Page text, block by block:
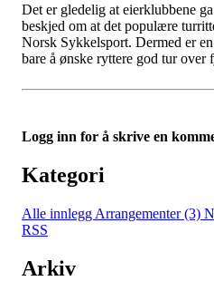
Det er gledelig at eierklubbene
beskjed om at det populære
Norsk Sykkelsport. Dermed er
bare å ønske ryttere god tur over
Logg inn for å skrive en
Kategori
Alle innlegg Arrangementer (3)
RSS
Arkiv